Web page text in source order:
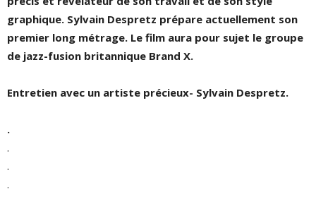
graphique. Sylvain Despretz prépare actuellement son
premier long métrage. Le film aura pour sujet le groupe
de jazz-fusion britannique Brand X.
Entretien avec un artiste précieux- Sylvain Despretz.
.
.
.
.